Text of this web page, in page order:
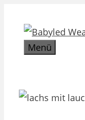
Inhalt
springenMenü